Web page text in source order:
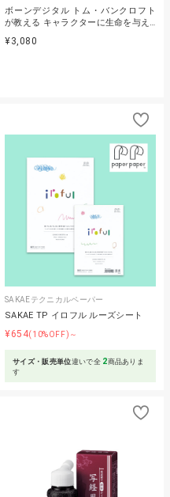
ボーンデジタル トム・バンクロフト
が教える キャラクターに生命を与え…
¥3,080
SAKAEテクニカルペーパー
SAKAE TP イロフル ルーズシート
¥654(10%OFF)～
サイズ・販売単位違いで全 2商品ありま
す